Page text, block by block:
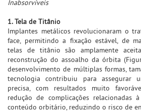
Inabsorvíveis
1. Tela de Titânio
Implantes metálicos revolucionaram o
face, permitindo a fixação estável, de
telas de titânio são amplamente
reconstrução do assoalho da órbita
desenvolvimento de múltiplas formas,
tecnologia contribuiu para assegurar
precisa, com resultados muito
redução de complicações relacionadas
conteúdo orbitário, reduzindo o risco de